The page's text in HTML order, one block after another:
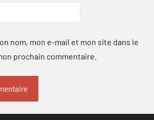
nom, mon e-mail et mon site dans le
prochain commentaire.